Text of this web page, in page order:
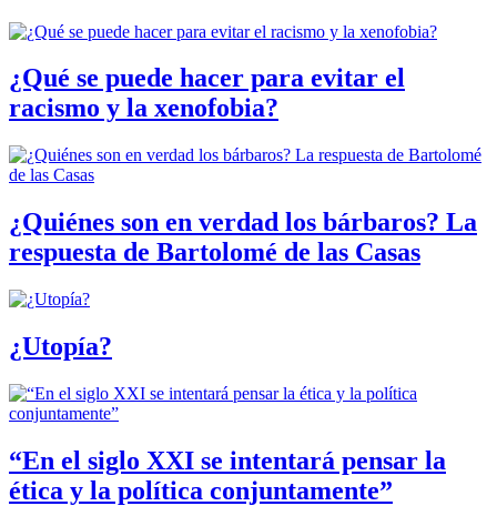
¿Qué se puede hacer para evitar el
racismo y la xenofobia?
¿Quiénes son en verdad los bárbaros? La
respuesta de Bartolomé de las Casas
¿Utopía?
“En el siglo XXI se intentará pensar la
ética y la política conjuntamente”